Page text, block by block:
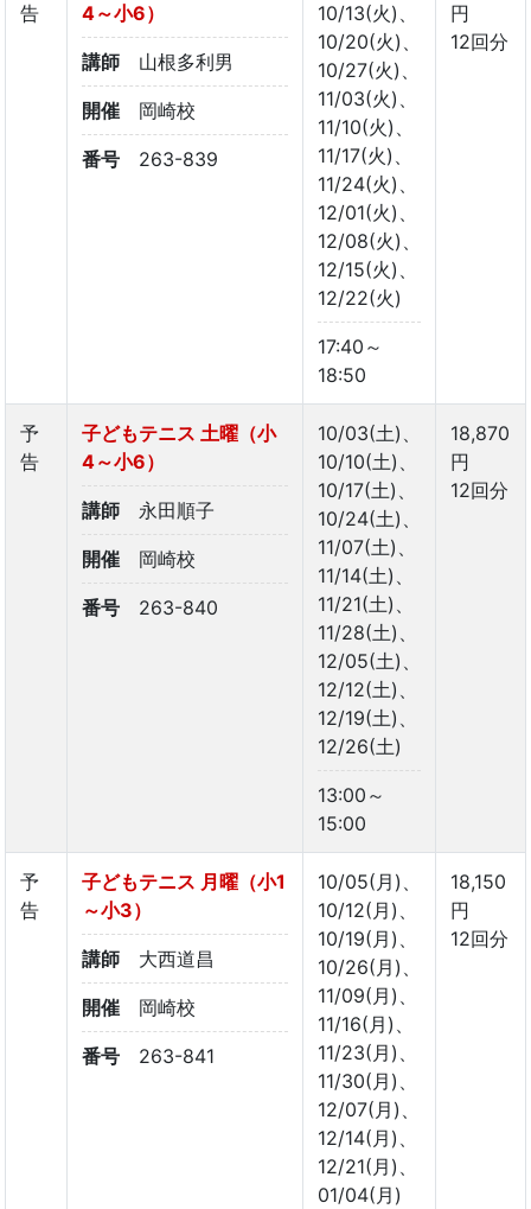
告
4～小6）
講師 山根多利男
開催 岡崎校
番号 263-839
10/13(火)、
10/20(火)、
10/27(火)、
11/03(火)、
11/10(火)、
11/17(火)、
11/24(火)、
12/01(火)、
12/08(火)、
12/15(火)、
12/22(火)
17:40～
18:50
円
12回分
予
告
子どもテニス 土曜（小
4～小6）
講師 永田順子
開催 岡崎校
番号 263-840
10/03(土)、
10/10(土)、
10/17(土)、
10/24(土)、
11/07(土)、
11/14(土)、
11/21(土)、
11/28(土)、
12/05(土)、
12/12(土)、
12/19(土)、
12/26(土)
13:00～
15:00
18,870
円
12回分
予
告
子どもテニス 月曜（小1
～小3）
講師 大西道昌
開催 岡崎校
番号 263-841
10/05(月)、
10/12(月)、
10/19(月)、
10/26(月)、
11/09(月)、
11/16(月)、
11/23(月)、
11/30(月)、
12/07(月)、
12/14(月)、
12/21(月)、
01/04(月)
18,150
円
12回分